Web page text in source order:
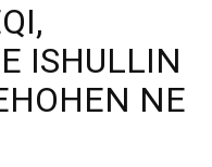
ISHULLIN
NE